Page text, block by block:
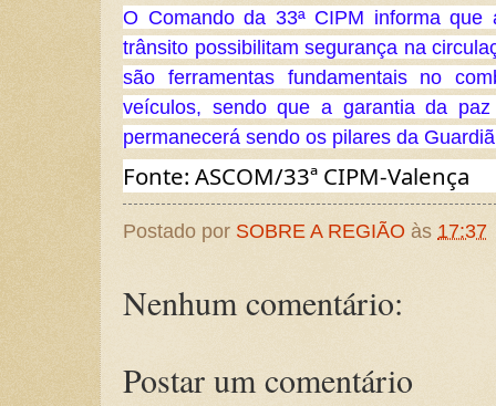
O Comando da 33ª CIPM informa que
trânsito possibilitam segurança na
são ferramentas fundamentais no
veículos, sendo que a garantia da
permanecerá sendo os pilares da
Fonte: ASCOM/33ª CIPM-Valença
Postado por SOBRE A REGIÃO às 17:37
Nenhum comentário:
Postar um comentário